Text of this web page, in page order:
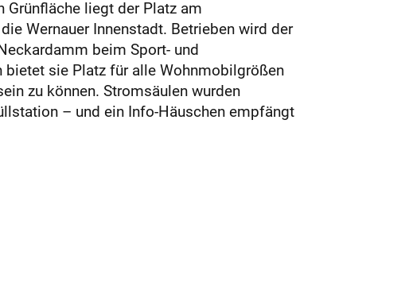
Grünfläche liegt der Platz am
Wernauer Innenstadt. Betrieben wird der
beim Sport- und
sie Platz für alle Wohnmobilgrößen
zu können. Stromsäulen wurden
– und ein Info-Häuschen empfängt